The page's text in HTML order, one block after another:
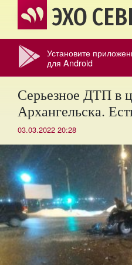
ЭХО
Установите
для Android
Серьезное ДТП в
Архангельска.
03.03.2022 20:28